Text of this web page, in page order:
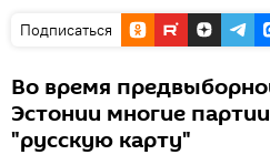
Подписаться
Во время
Эстонии многие
"русскую карту"